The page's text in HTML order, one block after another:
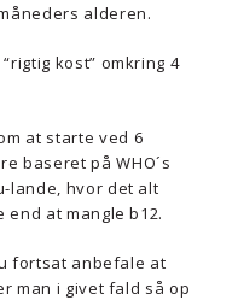
alderen.
kost” omkring 4
at starte ved 6
baseret på WHO´s
lande, hvor det alt
at mangle b12.
fortsat anbefale at
man i givet fald så op